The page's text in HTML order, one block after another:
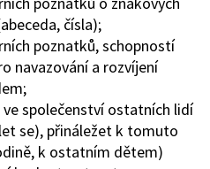
čísla);
poznatků, schopností
navazování a rozvíjení
společenství ostatních lidí
se), přináležet k tomuto
k ostatním dětem)